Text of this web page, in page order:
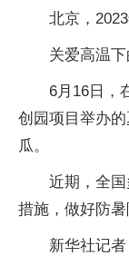
北京，
关爱高温
6月16日，
创园项目举办
瓜。
近期，全
措施，做好防暑
新华社记